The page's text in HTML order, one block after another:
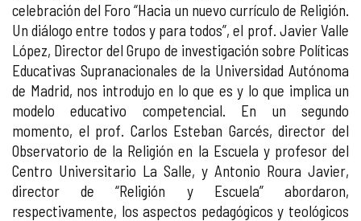
celebración del Foro “Hacia un nuevo currículo de Religión.
Un diálogo entre todos y para todos”, el prof. Javier Valle
López, Director del Grupo de investigación sobre Políticas
Educativas Supranacionales de la Universidad Autónoma
de Madrid, nos introdujo en lo que es y lo que implica un
modelo educativo competencial. En un segundo
momento, el prof. Carlos Esteban Garcés, director del
Observatorio de la Religión en la Escuela y profesor del
Centro Universitario La Salle, y Antonio Roura Javier,
director de “Religión y Escuela” abordaron,
respectivamente, los aspectos pedagógicos y teológicos